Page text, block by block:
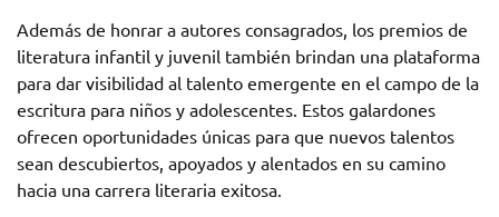
Además de honrar a autores consagrados, los premios de
literatura infantil y juvenil también brindan una plataforma
para dar visibilidad al talento emergente en el campo de la
escritura para niños y adolescentes. Estos galardones
ofrecen oportunidades únicas para que nuevos talentos
sean descubiertos, apoyados y alentados en su camino
hacia una carrera literaria exitosa.